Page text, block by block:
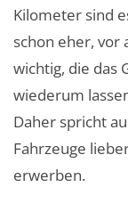
Kilometer sind
schon eher, vor
wichtig, die das
wiederum
Daher spricht
Fahrzeuge
erwerben.